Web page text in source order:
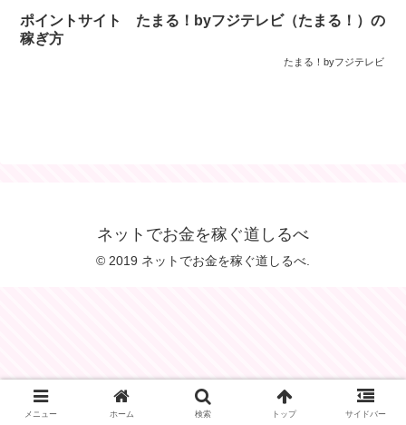
ポイントサイト たまる！byフジテレビ（たまる！）の
稼ぎ方
たまる！byフジテレビ
ネットでお金を稼ぐ道しるべ
© 2019 ネットでお金を稼ぐ道しるべ.
メニュー ホーム 検索 トップ サイドバー